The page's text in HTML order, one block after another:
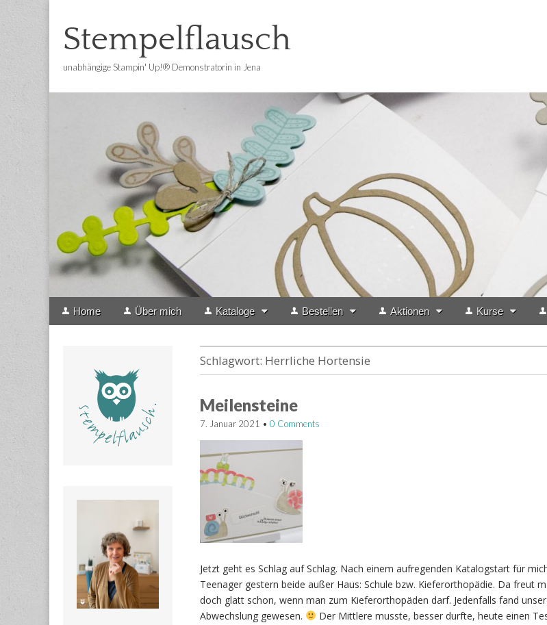
Stempelflausch
unabhängige Stampin' Up!® Demonstratorin in Jena
Main
Skip
Home Über mich Kataloge Bestellen Aktionen Kurse
Schlagwort: Herrliche Hortensie
Meilensteine
7. Januar 2021 • 0 Comments
Jetzt geht es Schlag auf Schlag. Nach einem aufregenden Katalogstart für
Teenager gestern beide außer Haus: Schule bzw. Kieferorthopädie. Da freut
doch glatt schon, wenn man zum Kieferorthopäden darf. Jedenfalls fand
Abwechslung gewesen.
Der Mittlere musste, besser durfte, heute einen